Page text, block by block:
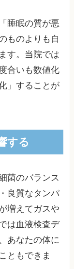
睡眠の質が悪
ものよりも自
す。当院では
合いも数値化
」することが
する
菌のバランス
良質なタンパ
増えてガスや
は血液検査デ
あなたの体に
ともできま